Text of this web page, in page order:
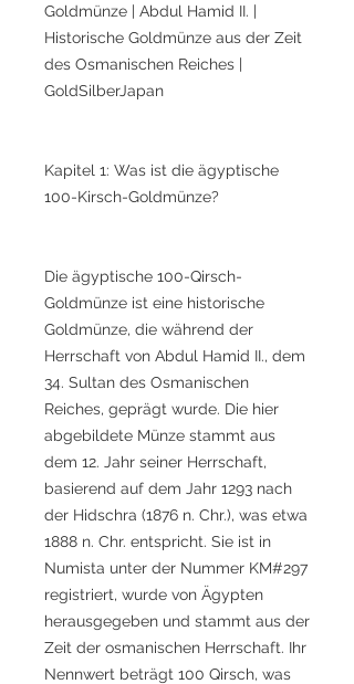
Goldmünze | Abdul Hamid II. |
Historische Goldmünze aus der Zeit
des Osmanischen Reiches |
GoldSilberJapan
Kapitel 1: Was ist die ägyptische
100-Kirsch-Goldmünze?
Die ägyptische 100-Qirsch-
Goldmünze ist eine historische
Goldmünze, die während der
Herrschaft von Abdul Hamid II., dem
34. Sultan des Osmanischen
Reiches, geprägt wurde. Die hier
abgebildete Münze stammt aus
dem 12. Jahr seiner Herrschaft,
basierend auf dem Jahr 1293 nach
der Hidschra (1876 n. Chr.), was etwa
1888 n. Chr. entspricht. Sie ist in
Numista unter der Nummer KM#297
registriert, wurde von Ägypten
herausgegeben und stammt aus der
Zeit der osmanischen Herrschaft. Ihr
Nennwert beträgt 100 Qirsch, was